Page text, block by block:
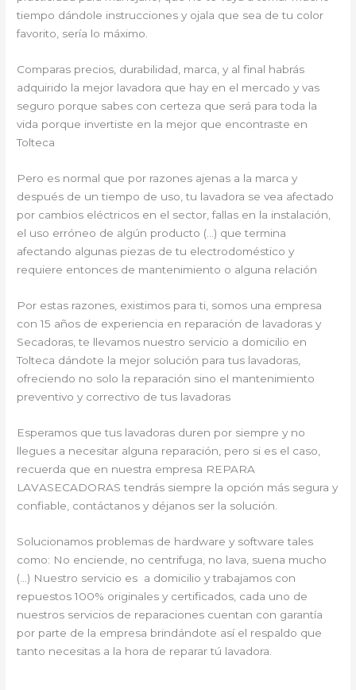
tiempo dándole instrucciones y ojala que sea de tu color
favorito, sería lo máximo.
Comparas precios, durabilidad, marca, y al final habrás
adquirido la mejor lavadora que hay en el mercado y vas
seguro porque sabes con certeza que será para toda la
vida porque invertiste en la mejor que encontraste en
Tolteca
Pero es normal que por razones ajenas a la marca y
después de un tiempo de uso, tu lavadora se vea afectado
por cambios eléctricos en el sector, fallas en la instalación,
el uso erróneo de algún producto (…) que termina
afectando algunas piezas de tu electrodoméstico y
requiere entonces de mantenimiento o alguna relación
Por estas razones, existimos para ti, somos una empresa
con 15 años de experiencia en reparación de lavadoras y
Secadoras, te llevamos nuestro servicio a domicilio en
Tolteca dándote la mejor solución para tus lavadoras,
ofreciendo no solo la reparación sino el mantenimiento
preventivo y correctivo de tus lavadoras
Esperamos que tus lavadoras duren por siempre y no
llegues a necesitar alguna reparación, pero si es el caso,
recuerda que en nuestra empresa REPARA
LAVASECADORAS tendrás siempre la opción más segura y
confiable, contáctanos y déjanos ser la solución.
Solucionamos problemas de hardware y software tales
como: No enciende, no centrifuga, no lava, suena mucho
(…) Nuestro servicio es a domicilio y trabajamos con
repuestos 100% originales y certificados, cada uno de
nuestros servicios de reparaciones cuentan con garantía
por parte de la empresa brindándote así el respaldo que
tanto necesitas a la hora de reparar tú lavadora.